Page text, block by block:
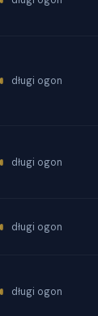
długi ogon
długi ogon
długi ogon
długi ogon